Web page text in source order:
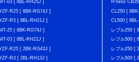
MT-03 [ 8BL-RH25J ]
R25 [ 8BK-RG74J ]
R3 [ 8BL-RH21J ]
MT-25 [ 8BK-RG74J ]
MT-03 [ 8BL-RH21J ]
R25 [ 2BK-RG43J ]
R3 [ 2BL-RH13J ]
H'ness
CL250 [
CL500 [
レブル250 [
レブル500 [
レブル250 [
レブル500 [